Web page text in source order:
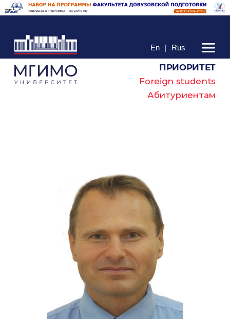
En | Rus
ПРИОРИТЕТ
Foreign students
Абитуриентам